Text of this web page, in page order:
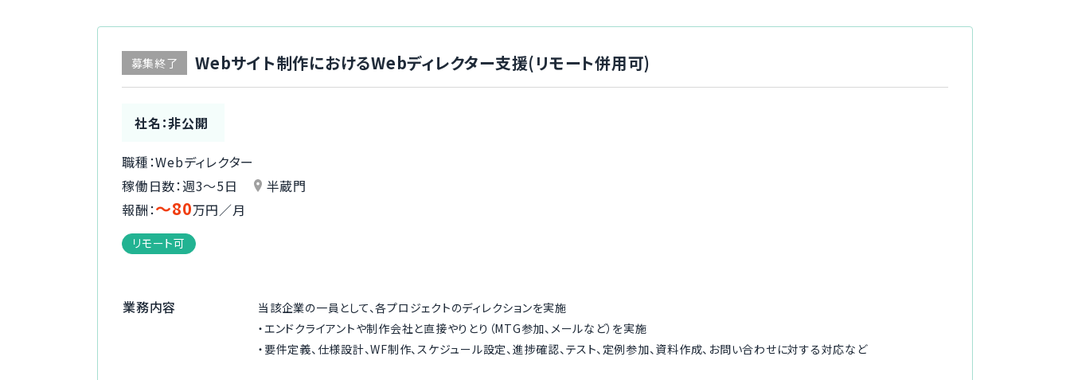
募集終了 Webサイト制作におけるWebディレクター支援(リモート併用可)
社名：非公開
職種：Webディレクター
稼働日数：週3〜5日
半蔵門
報酬：〜80万円／月
リモート可
業務内容
当該企業の一員として、各プロジェクトのディレクションを実施
・エンドクライアントや制作会社と直接やりとり（MTG参加、メールなど）を実施
・要件定義、仕様設計、WF制作、スケジュール設定、進捗確認、テスト、定例参加、資料作成、お問い合わせに対する対応など